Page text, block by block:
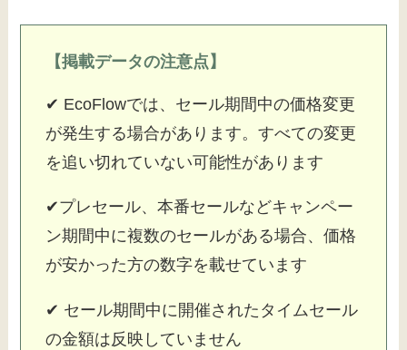
【掲載データの注意点】
✔ EcoFlowでは、セール期間中の価格変更
が発生する場合があります。すべての変更
を追い切れていない可能性があります
✔プレセール、本番セールなどキャンペー
ン期間中に複数のセールがある場合、価格
が安かった方の数字を載せています
✔ セール期間中に開催されたタイムセール
の金額は反映していません